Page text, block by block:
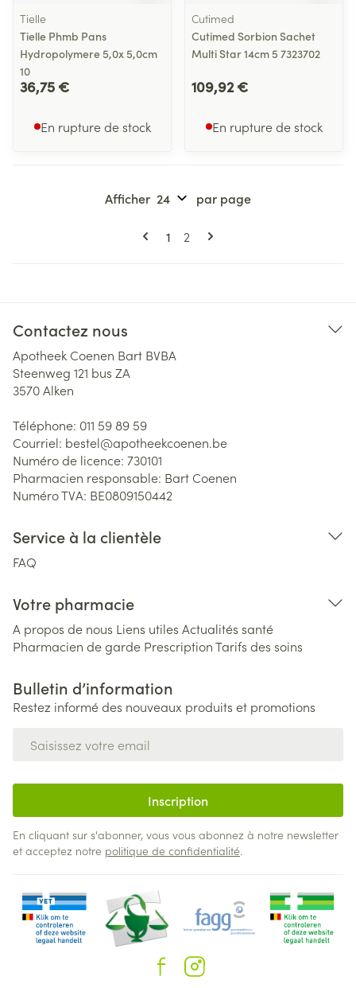
Tielle
Tielle Phmb Pans
Hydropolymere 5,0x 5,0cm
10
36,75 €
En rupture de stock
Cutimed
Cutimed Sorbion Sachet
Multi Star 14cm 5 7323702
109,92 €
En rupture de stock
Pages
Vous lisez actuellement la page
1 Page
2
Afficher par page
Contactez nous
Apotheek Coenen Bart BVBA
Steenweg 121 bus ZA
3570Alken
Téléphone: 011 59 89 59
Courriel: bestel@apotheekcoenen.be
Numéro de licence: 730101
Pharmacien responsable: Bart Coenen
Numéro TVA: BE0809150442
Service à la clientèle
FAQ
Votre pharmacie
A propos de nous Liens utiles Actualités santé
Pharmacien de garde PrescriptionTarifs des soins
Bulletin d’information
Restez informé des nouveaux produits et promotions
Inscription
En cliquant sur s'abonner, vous vous abonnez à notre newsletter
et acceptez notre politique de confidentialité.